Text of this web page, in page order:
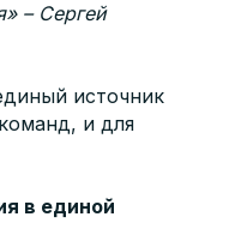
– Сергей
источник
и для
в единой